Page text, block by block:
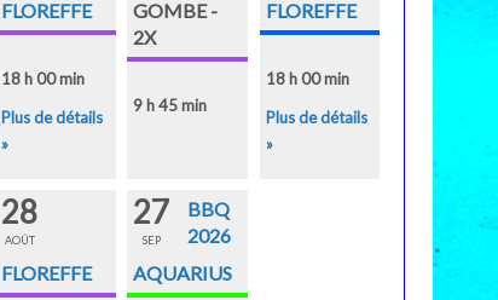
FLOREFFE
18 h 00 min
Plus de détails
»
GOMBE -
2X
9 h 45 min
FLOREFFE
18 h 00 min
Plus de détails
»
28
AOÛT
FLOREFFE
27
SEP
BBQ
2026
AQUARIUS